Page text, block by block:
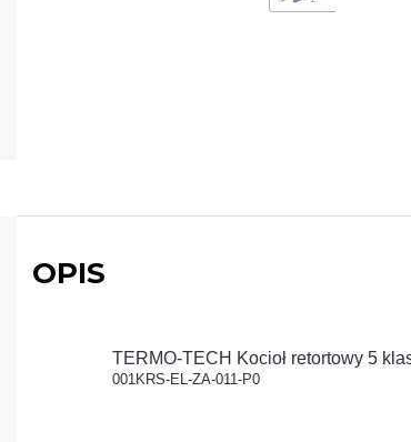
OPIS
TERMO-TECH Kocioł retortowy 5
001KRS-EL-ZA-011-P0